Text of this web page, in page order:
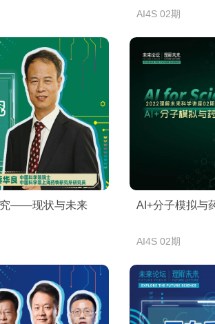
的机遇与挑战
AI4S 02期
究——现状与未来 AI+分子模拟与
AI4S 02期